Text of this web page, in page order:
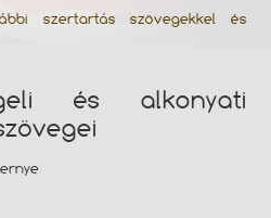
szertartás szövegekkel és
és alkonyati